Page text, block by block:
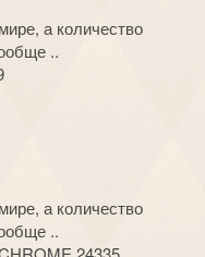
а количество
..
а количество
..